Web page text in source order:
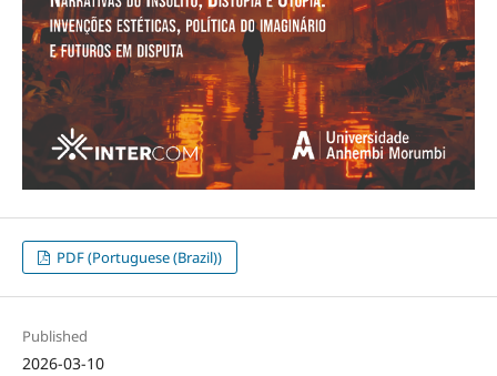
PDF (Portuguese (Brazil))
Published
2026-03-10